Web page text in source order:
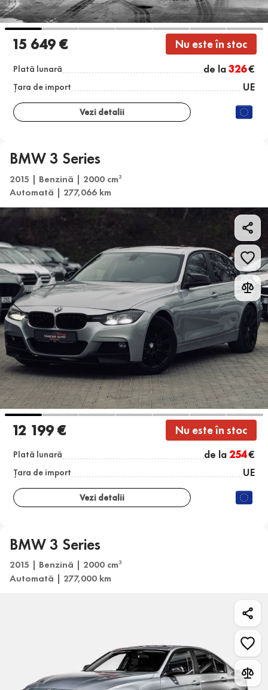
15 649 € Nu este în stoc
Plată lunară de la326€
Țara de import UE
Vezi detalii
BMW 3 Series
2015 | Benzină | 2000 cm3
Automată | 277,066 km
12 199 € Nu este în stoc
Plată lunară de la254€
Țara de import UE
Vezi detalii
BMW 3 Series
2015 | Benzină | 2000 cm3
Automată | 277,000 km